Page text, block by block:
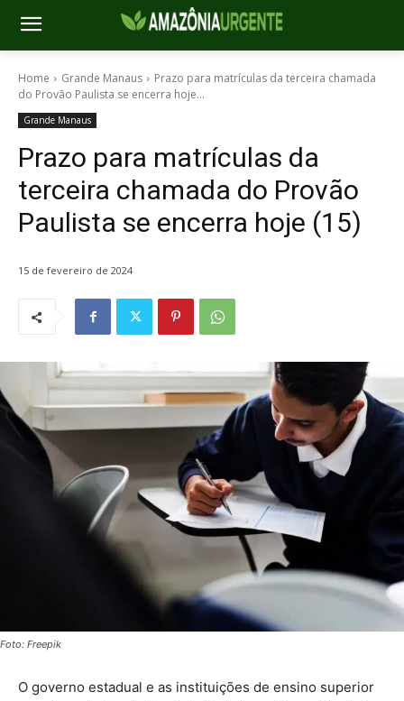
Home Grande Manaus
Prazo para matrículas da terceira chamada
do Provão Paulista se encerra hoje...
Grande Manaus
Prazo para matrículas da
terceira chamada do Provão
Paulista se encerra hoje (15)
15 de fevereiro de 2024
Foto: Freepik
O governo estadual e as instituições de ensino superior